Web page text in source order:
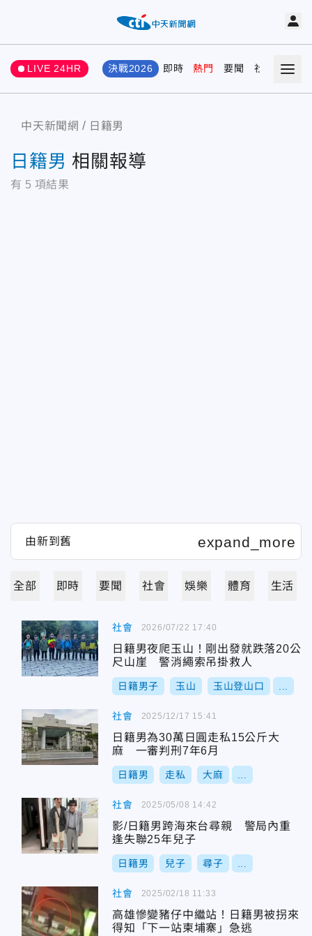
LIVE 24HR 決戰2026 即時 熱門 要聞 社會 娛樂
中天新聞網 日籍男
日籍男 相關報導
有 5 項結果
全部 即時 要聞 社會 娛樂 體育 生活
社會
日籍男夜爬玉山！剛出發就跌落20公
尺山崖 警消繩索吊掛救人
日籍男子 玉山 玉山登山口
2026/07/22 17:40
社會
日籍男為30萬日圓走私15公斤大
麻 一審判刑7年6月
日籍男 走私 大麻
2025/12/17 15:41
社會
影/日籍男跨海來台尋親 警局內重
逢失聯25年兒子
日籍男 兒子 尋子
2025/05/08 14:42
社會
高雄慘變豬仔中繼站！日籍男被拐來
得知「下一站柬埔寨」急逃
2025/02/18 11:33